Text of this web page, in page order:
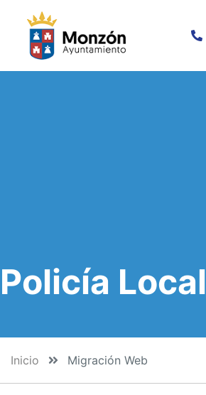
Policía Local
Inicio Migración Web